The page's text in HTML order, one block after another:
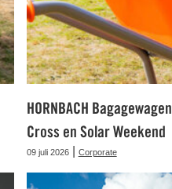
HORNBACH
Cross en Solar Weekend
09 juli 2026| Corporate